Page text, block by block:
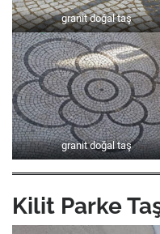
granit doğal taş
granit doğal taş
Kilit Parke